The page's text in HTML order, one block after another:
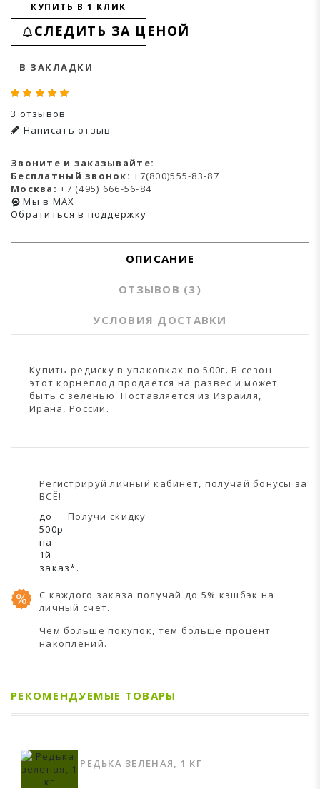
КУПИТЬ В 1 КЛИК
СЛЕДИТЬ ЗА ЦЕНОЙ
В ЗАКЛАДКИ
3 отзывов
Написать отзыв
Звоните и заказывайте:
Бесплатный звонок: +7(800)555-83-87
Москва: +7 (495) 666-56-84
Мы в MAX
Обратиться в поддержку
ОПИСАНИЕ
ОТЗЫВОВ (3)
УСЛОВИЯ ДОСТАВКИ
Купить редиску в упаковках по 500г. В сезон
этот корнеплод продается на развес и может
быть с зеленью. Поставляется из Израиля,
Ирана, России.
Регистрируй личный кабинет, получай бонусы за
ВСЁ!
Получи скидку
до
500р
на
1й
заказ*.
С каждого заказа получай до 5% кэшбэк на
личный счет.
Чем больше покупок, тем больше процент
накоплений.
РЕКОМЕНДУЕМЫЕ ТОВАРЫ
РЕДЬКА ЗЕЛЕНАЯ, 1 КГ